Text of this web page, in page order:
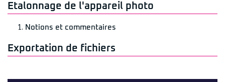
Etalonnage de l'appareil photo
Notions et commentaires
Exportation de fichiers